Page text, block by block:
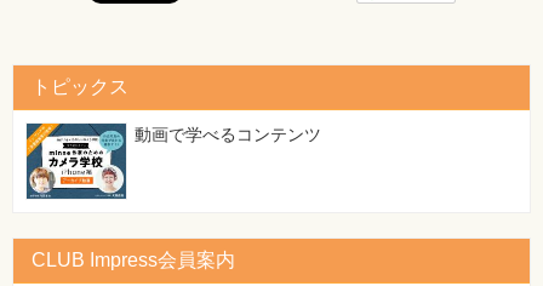
トピックス
動画で学べるコンテンツ
CLUB Impress会員案内